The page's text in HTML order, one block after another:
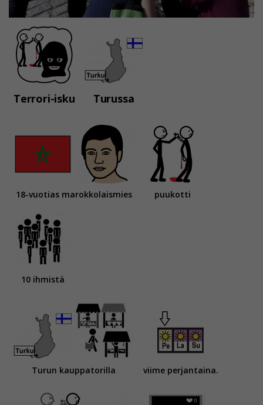
Terrori-isku Turussa
18-vuotias marokkolaismies puukotti
10 ihmistä
Turun kauppatorilla viime perjantaina.